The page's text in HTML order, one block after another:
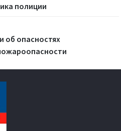
полиции
об опасностях